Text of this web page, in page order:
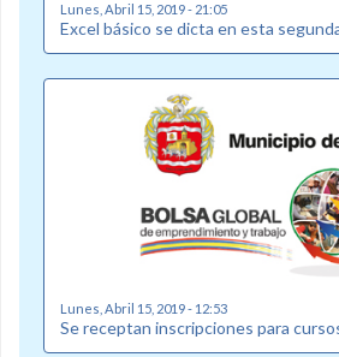
Lunes, Abril 15, 2019 - 21:05
Excel básico se dicta en esta
Lunes, Abril 15, 2019 - 12:53
Se receptan inscripciones para